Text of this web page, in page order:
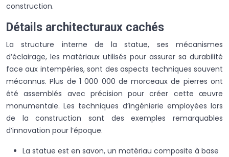
construction.
Détails architecturaux cachés
La structure interne de la statue, ses mécanismes
d’éclairage, les matériaux utilisés pour assurer sa durabilité
face aux intempéries, sont des aspects techniques souvent
méconnus. Plus de 1 000 000 de morceaux de pierres ont
été assemblés avec précision pour créer cette œuvre
monumentale. Les techniques d’ingénierie employées lors
de la construction sont des exemples remarquables
d’innovation pour l’époque.
La statue est en savon, un matériau composite à base